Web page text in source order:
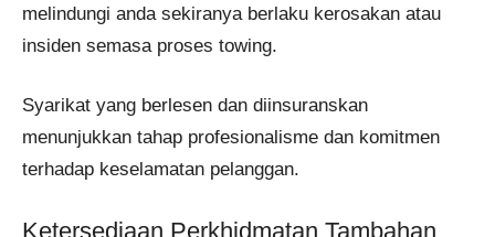
melindungi anda sekiranya berlaku kerosakan atau
insiden semasa proses towing.
Syarikat yang berlesen dan diinsuranskan
menunjukkan tahap profesionalisme dan komitmen
terhadap keselamatan pelanggan.
Ketersediaan Perkhidmatan Tambahan